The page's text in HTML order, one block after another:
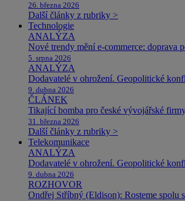
26. března 2026
Další články z rubriky >
Technologie
ANALÝZA
Nové trendy mění e-commerce: doprava
5. srpna 2026
ANALÝZA
Dodavatelé v ohrožení. Geopolitické
9. dubna 2026
ČLÁNEK
Tikající bomba pro české vývojářské
31. března 2026
Další články z rubriky >
Telekomunikace
ANALÝZA
Dodavatelé v ohrožení. Geopolitické
9. dubna 2026
ROZHOVOR
Ondřej Stříbný (Eldison): Rosteme spolu